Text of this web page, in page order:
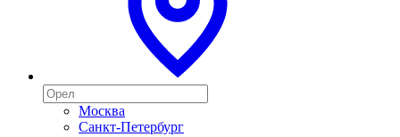
Москва
Санкт-Петербург